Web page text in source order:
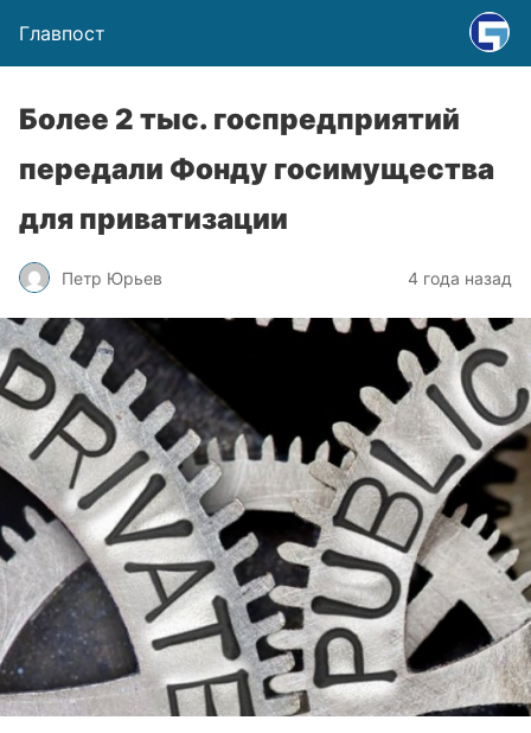
Главпост
Более 2 тыс. госпредприятий
передали Фонду госимущества
для приватизации
Петр Юрьев 4 года назад